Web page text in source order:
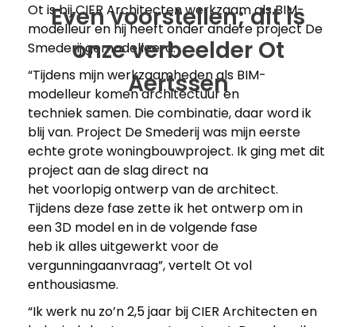
Even voorstellen; dit is
onze verbeelder Ot
Aertssen
Ot is bij CIER Architecten werkzaam als BIM-
modelleur en hij heeft onder andere project De
Smederij gemodelleerd.
“Tijdens mijn werkzaamheden als BIM-
modelleur komen architectuur en
techniek samen. Die combinatie, daar word ik
blij van. Project De Smederij was mijn eerste
echte grote woningbouwproject. Ik ging met dit
project aan de slag direct na
het voorlopig ontwerp van de architect.
Tijdens deze fase zette ik het ontwerp om in
een 3D model en in de volgende fase
heb ik alles uitgewerkt voor de
vergunningaanvraag”, vertelt Ot vol
enthousiasme.
“Ik werk nu zo’n 2,5 jaar bij CIER Architecten en